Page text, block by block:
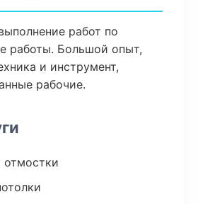
работ по
работы. Большой опыт,
и инструмент,
рабочие.
отмостки